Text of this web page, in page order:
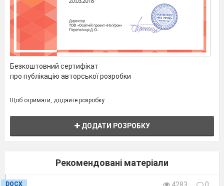
Властивість речовини вбивати
бактерії.(Бактерицидність)
Група 1. Зустріч із лісником
Добридень, діти! Відпочиваєте? Чи
гриби збираєте? Так, усякий люд іде по гриби
поводитися з ним треба бережливо. Оскільки
мова йде про грибників, розповім, що
найбільше мене ображає. Приходить до лісу
живого дерева чи куща так і намагається виріза
ти, хоча поряд мертвого гілля вистачає.
Безкоштовний сертифікат
про публікацію авторської розробки
Щоб отримати, додайте розробку
ДОДАТИ РОЗРОБКУ
Рекомендовані матеріали
DOCX